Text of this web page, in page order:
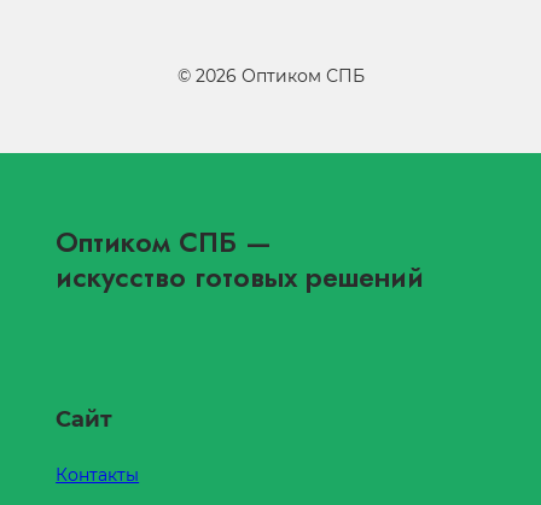
© 2026 Оптиком СПБ
Оптиком СПБ —
искусство готовых решений
Сайт
Контакты